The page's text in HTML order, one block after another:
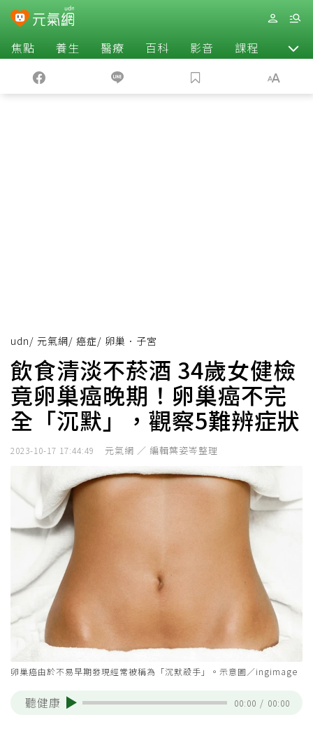
焦點 養生 醫療 百科 影音 課程 退休
udn/ 元氣網/ 癌症/ 卵巢．子宮
飲食清淡不菸酒 34歲女健檢
竟卵巢癌晚期！卵巢癌不完
全「沉默」，觀察5難辨症狀
2023-10-17 17:44:49 元氣網 ／ 編輯葉姿岑整理
卵巢癌由於不易早期發現經常被稱為「沉默殺手」。示意圖／ingimage
聽健康 00:00 / 00:00